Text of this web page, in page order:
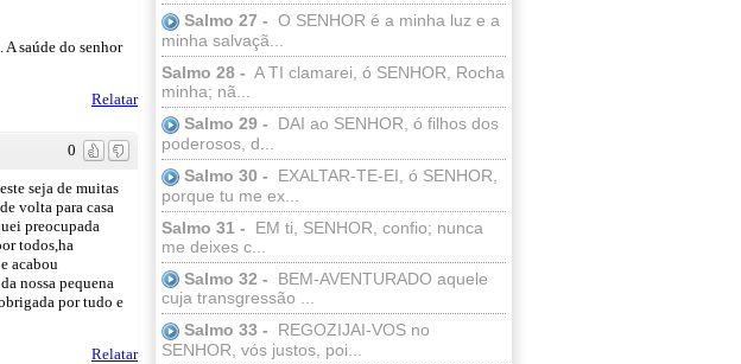
Salmo 27 - O SENHOR é a minha luz e a
minha salvaçã...
Salmo 28 - A TI clamarei, ó SENHOR, Rocha
minha; nã...
Salmo 29 -
DAI ao SENHOR, ó filhos dos
poderosos, d...
Salmo 30 -
EXALTAR-TE-EI, ó SENHOR,
porque tu me ex...
Salmo 31 -
EM ti, SENHOR, confio; nunca
me deixes c...
Salmo 32 -
BEM-AVENTURADO aquele
cuja transgressão ...
Salmo 33 -
REGOZIJAI-VOS no
SENHOR, vós justos, poi...
saúde do senhor
Relatar
0
seja de muitas
volta para casa
preocupada
todos,ha
acabou
nossa pequena
por tudo e
Relatar